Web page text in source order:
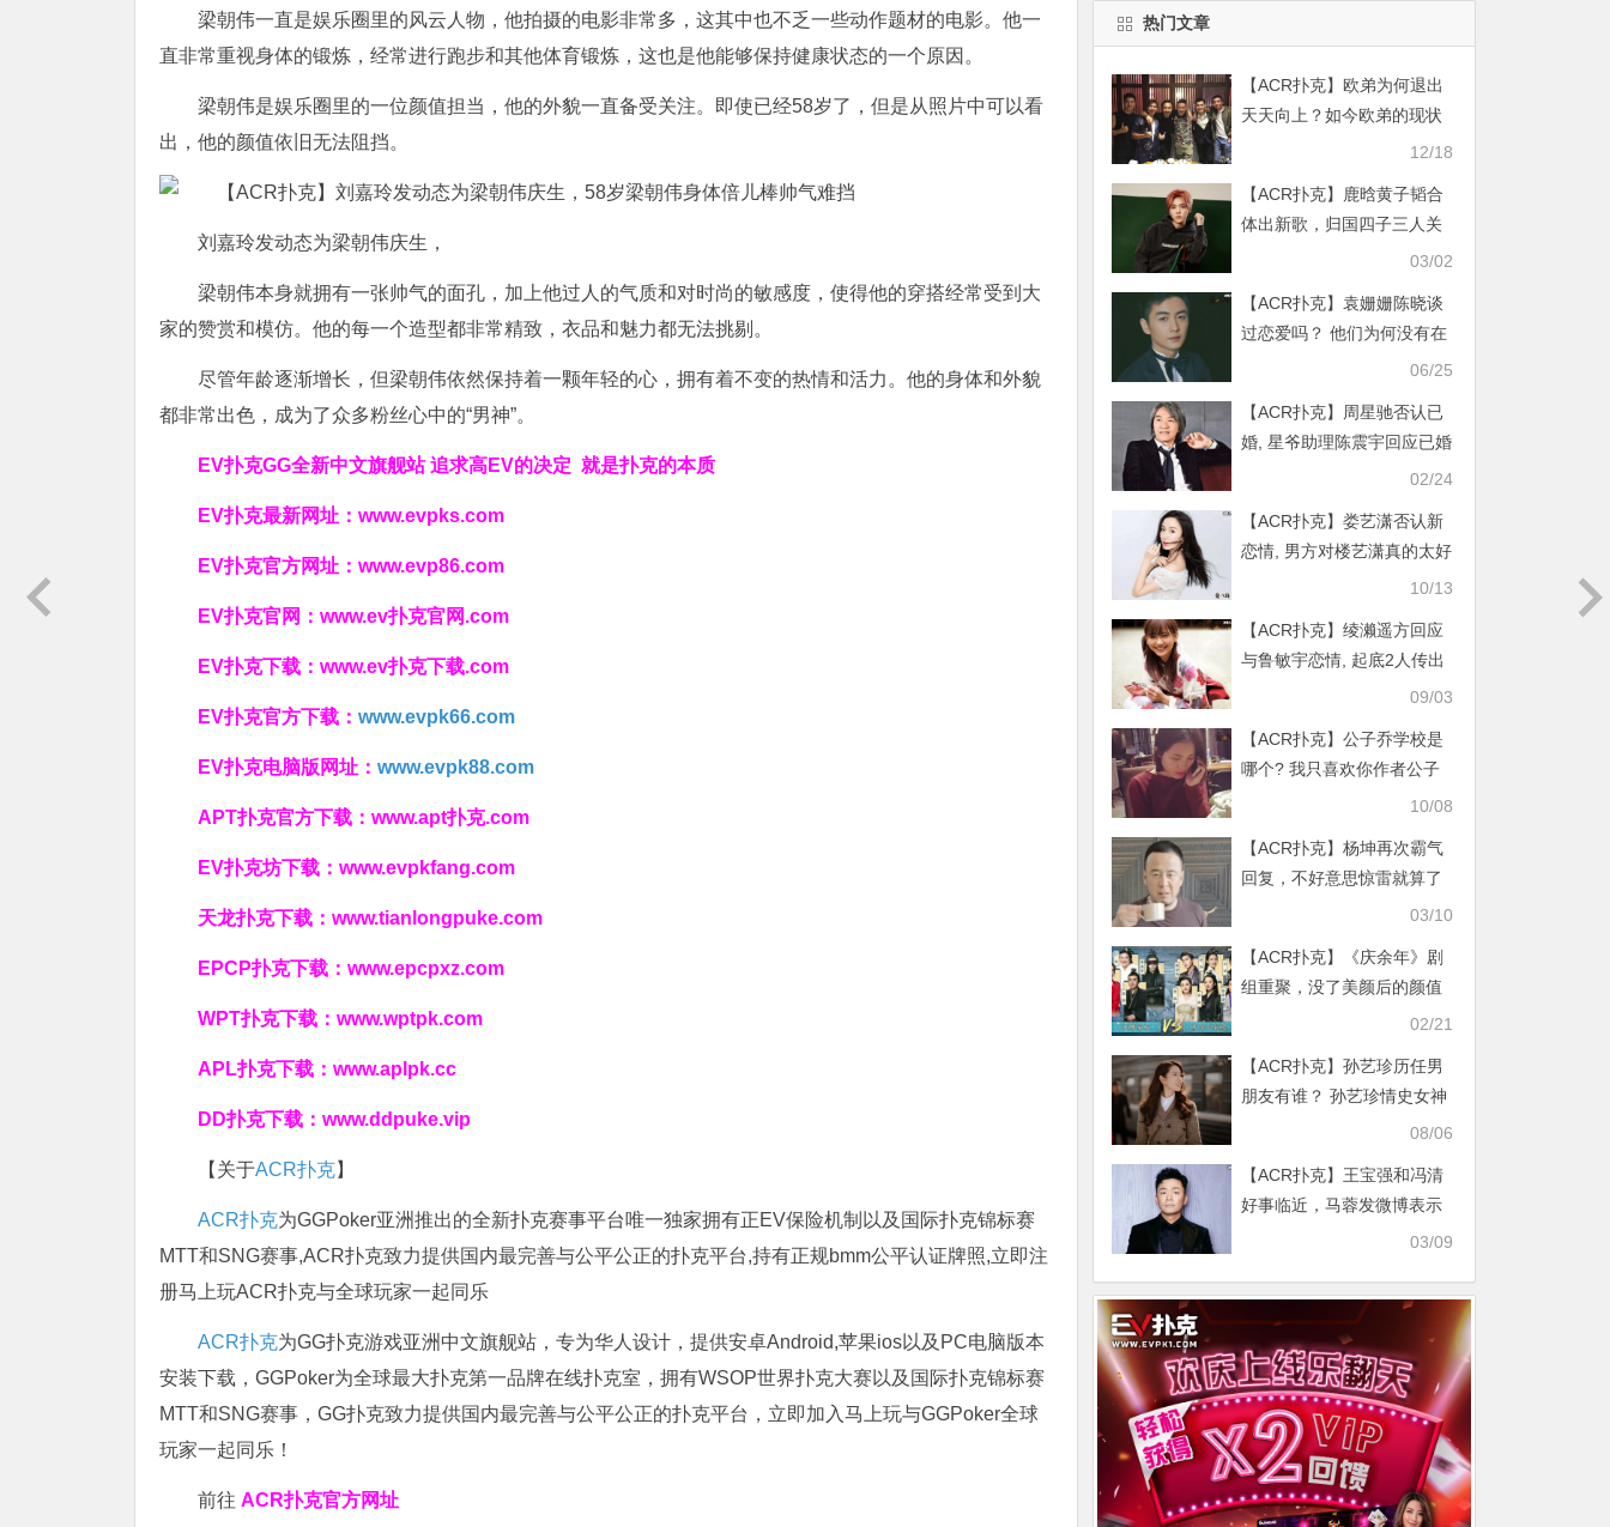
梁朝伟一直是娱乐圈里的风云人物，他拍摄的电影非常多，这其中也不乏一些动作题材的电影。他一
直非常重视身体的锻炼，经常进行跑步和其他体育锻炼，这也是他能够保持健康状态的一个原因。
梁朝伟是娱乐圈里的一位颜值担当，他的外貌一直备受关注。即使已经58岁了，但是从照片中可以看
出，他的颜值依旧无法阻挡。
刘嘉玲发动态为梁朝伟庆生，
梁朝伟本身就拥有一张帅气的面孔，加上他过人的气质和对时尚的敏感度，使得他的穿搭经常受到大
家的赞赏和模仿。他的每一个造型都非常精致，衣品和魅力都无法挑剔。
尽管年龄逐渐增长，但梁朝伟依然保持着一颗年轻的心，拥有着不变的热情和活力。他的身体和外貌
都非常出色，成为了众多粉丝心中的“男神”。
EV扑克GG全新中文旗舰站追求高EV的决定 就是扑克的本质
EV扑克最新网址： www.evpks.com
EV扑克官方网址： www.evp86.com
EV扑克官网： www.ev扑克官网.com
EV扑克下载： www.ev扑克下载.com
EV扑克官方下载： www.evpk66.com
EV扑克电脑版网址： www.evpk88.com
APT扑克官方下载： www.apt扑克.com
EV扑克坊下载： www.evpkfang.com
天龙扑克下载： www.tianlongpuke.com
EPCP扑克下载： www.epcpxz.com
WPT扑克下载： www.wptpk.com
APL扑克下载： www.aplpk.cc
DD扑克下载： www.ddpuke.vip
【关于ACR扑克】
ACR扑克为GGPoker亚洲推出的全新扑克赛事平台唯一独家拥有正EV保险机制以及国际扑克锦标赛
MTT和SNG赛事,ACR扑克致力提供国内最完善与公平公正的扑克平台,持有正规bmm公平认证牌照,立即注
册马上玩ACR扑克与全球玩家一起同乐
ACR扑克为GG扑克游戏亚洲中文旗舰站，专为华人设计，提供安卓Android,苹果ios以及PC电脑版本
安装下载，GGPoker为全球最大扑克第一品牌在线扑克室，拥有WSOP世界扑克大赛以及国际扑克锦标赛
MTT和SNG赛事，GG扑克致力提供国内最完善与公平公正的扑克平台，立即加入马上玩与GGPoker全球
玩家一起同乐！
前往 ACR扑克官方网址
热门文章
【ACR扑克】欧弟为何退出
天天向上？如今欧弟的现状
12/18
【ACR扑克】鹿晗黄子韬合
体出新歌，归国四子三人关
系破冰张艺兴却格格不入03/02
【ACR扑克】袁姗姗陈晓谈
过恋爱吗？ 他们为何没有在
06/25
【ACR扑克】周星驰否认已
婚, 星爷助理陈震宇回应已婚
02/24
【ACR扑克】娄艺潇否认新
恋情, 男方对楼艺潇真的太好
10/13
【ACR扑克】绫濑遥方回应
与鲁敏宇恋情, 起底2人传出
09/03
【ACR扑克】公子乔学校是
哪个? 我只喜欢你作者公子
10/08
【ACR扑克】杨坤再次霸气
回复，不好意思惊雷就算了
03/10
【ACR扑克】《庆余年》剧
组重聚，没了美颜后的颜值
02/21
【ACR扑克】孙艺珍历任男
朋友有谁？ 孙艺珍情史女神
08/06
【ACR扑克】王宝强和冯清
好事临近，马蓉发微博表示
03/09